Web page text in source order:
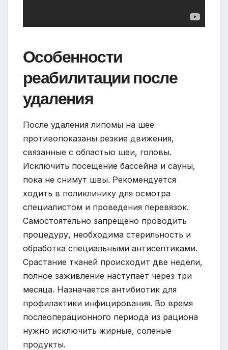
Особенности
реабилитации после
удаления
После удаления липомы на шее
противопоказаны резкие движения,
связанные с областью шеи, головы.
Исключить посещение бассейна и сауны,
пока не снимут швы. Рекомендуется
ходить в поликлинику для осмотра
специалистом и проведения перевязок.
Самостоятельно запрещено проводить
процедуру, необходима стерильность и
обработка специальными антисептиками.
Срастание тканей происходит две недели,
полное заживление наступает через три
месяца. Назначается антибиотик для
профилактики инфицирования. Во время
послеоперационного периода из рациона
нужно исключить жирные, соленые
продукты.